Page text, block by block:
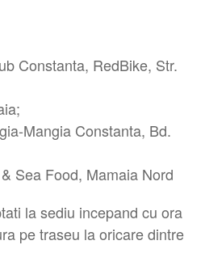
Constanta, RedBike, Str.
Mangia Constanta, Bd.
Sea Food, Mamaia Nord
la sediu incepand cu ora
pe traseu la oricare dintre